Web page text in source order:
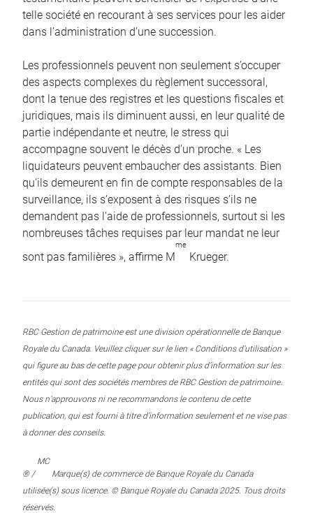
telle société en recourant à ses services pour les aider
dans l’administration d’une succession.
Les professionnels peuvent non seulement s’occuper
des aspects complexes du règlement successoral,
dont la tenue des registres et les questions fiscales et
juridiques, mais ils diminuent aussi, en leur qualité de
partie indépendante et neutre, le stress qui
accompagne souvent le décès d’un proche. « Les
liquidateurs peuvent embaucher des assistants. Bien
qu’ils demeurent en fin de compte responsables de la
surveillance, ils s’exposent à des risques s’ils ne
demandent pas l’aide de professionnels, surtout si les
nombreuses tâches requises par leur mandat ne leur
sont pas familières », affirme M
me
Krueger.
RBC Gestion de patrimoine est une division opérationnelle de Banque
Royale du Canada. Veuillez cliquer sur le lien « Conditions d’utilisation »
qui figure au bas de cette page pour obtenir plus d’information sur les
entités qui sont des sociétés membres de RBC Gestion de patrimoine.
Nous n’approuvons ni ne recommandons le contenu de cette
publication, qui est fourni à titre d’information seulement et ne vise pas
à donner des conseils.
® /
MC
Marque(s) de commerce de Banque Royale du Canada
utilisée(s) sous licence. © Banque Royale du Canada 2025. Tous droits
réservés.